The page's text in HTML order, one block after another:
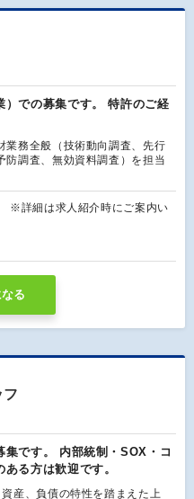
）での募集です。 特許のご経
業務全般（技術動向調査、先行
防調査、無効資料調査）を担当
※詳細は求人紹介時にご案内い
る
集です。 内部統制・SOX・コ
る方は歓迎です。
産、負債の特性を踏まえた上